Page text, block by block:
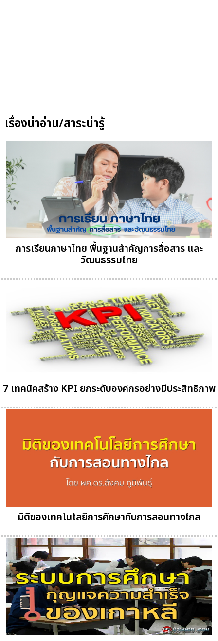
เรื่องน่าอ่าน/สาระน่ารู้
การเรียนภาษาไทย พื้นฐานสำคัญการสื่อสาร และ
วัฒนธรรมไทย
7 เทคนิคสร้าง KPI ยกระดับองค์กรอย่างมีประสิทธิภาพ
มิติของเทคโนโลยีการศึกษากับการสอนทางไกล